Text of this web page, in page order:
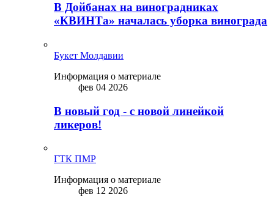
В Дойбанах на виноградниках
«КВИНТа» началась уборка винограда
Букет Молдавии
Информация о материале
фев 04 2026
В новый год - с новой линейкой
ликepoв!
ГТК ПМР
Информация о материале
фев 12 2026